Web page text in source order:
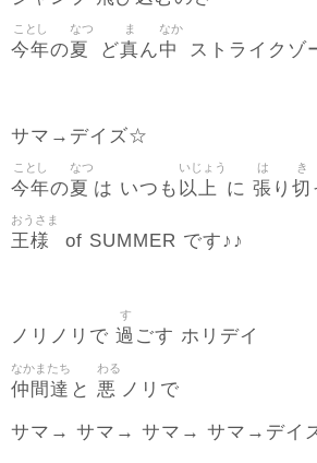
今年
ことし
の夏
なつ
ど真
ま
ん中
なか
ストライクゾ
サマ→デイズ☆
今年
ことし
の夏
なつ
は いつも 以上
いじょう
に 張
は
り 切
き
王様
おうさま
of SUMMER です♪♪
ノリノリで 過
す
ごす ホリデイ
仲間達
なかまたち
と 悪
わる
ノリで
サマ→ サマ→ サマ→ サマ→デ